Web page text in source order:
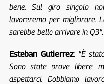
bene. Sul giro singolo
lavoreremo per migliorare.
sarebbe bello arrivare in Q3“.
Esteban Gutierrez: “È
Sono state prove libere
aspettarci. Dobbiamo